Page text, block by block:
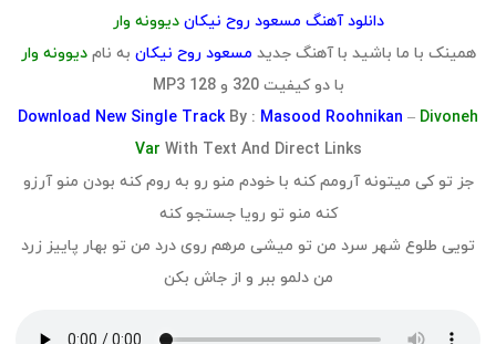
دانلود آهنگ مسعود روح نیکان دیوونه وار
همینک با ما باشید با آهنگ جدید مسعود روح نیکان به نامدیوونه وار
با دو کیفیت 320 و 128 MP3
Download New Single Track By : Masood Roohnikan – Divoneh
Var With Text And Direct Links
جز تو کی میتونه آرومم کنه با خودم منو رو به روم کنه بودن منو آرزو
کنه منو تو رویا جستجو کنه
تویی طلوع شهر سرد من تو میشی مرهم روی درد من تو بهار پاییز زرد
من دلمو ببر و از جاش بکن